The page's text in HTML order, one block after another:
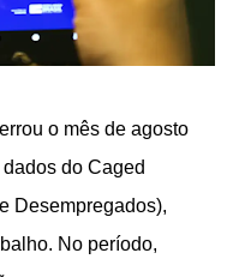
o mês de agosto
do Caged
Desempregados),
No período,